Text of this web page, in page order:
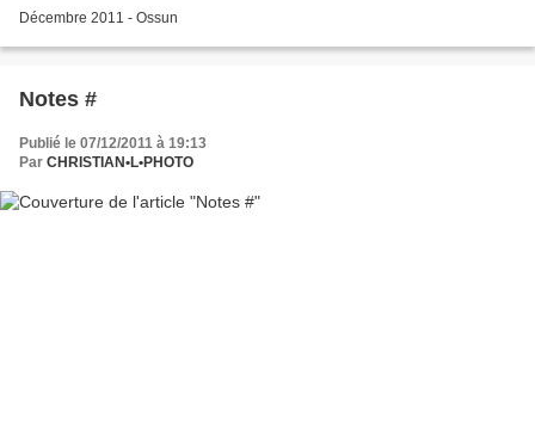
Décembre 2011 - Ossun
Notes #
Publié le 07/12/2011 à 19:13
Par CHRISTIAN•L•PHOTO